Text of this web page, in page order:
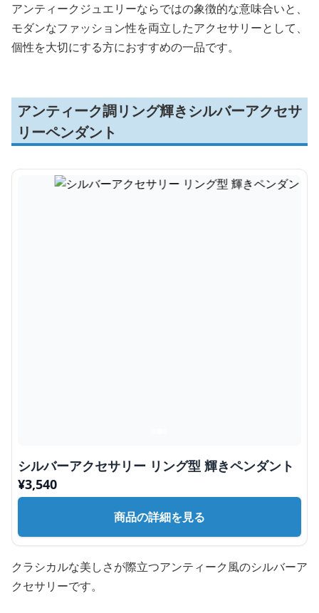
アンティークジュエリーならではの象徴的な意味合いと、
モダンなファッション性を両立したアクセサリーとして、
個性を大切にする方におすすめの一品です。
アンティーク調リング輝きシルバーアクセサ
リーペンダント
シルバーアクセサリー リング型 輝きペンダント
¥3,540
商品の詳細を見る
クラシカルな美しさが際立つアンティーク風のシルバーア
クセサリーです。